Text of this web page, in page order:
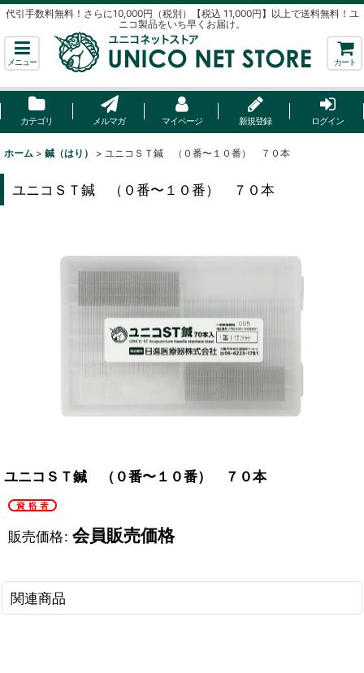
代引手数料無料！さらに10,000円（税別）【税込 11,000円】以上で送料無料！ユ
ニコ製品をいち早くお届け。
メニュー カート
カテゴリ メルマガ マイページ 新規登録 ログイン
ホーム > 鍼（はり） > ユニコＳＴ鍼 （０番〜１０番） ７０本
ユニコＳＴ鍼 （０番〜１０番） ７０本
ユニコＳＴ鍼 （０番〜１０番） ７０本
販売価格: 会員販売価格
関連商品